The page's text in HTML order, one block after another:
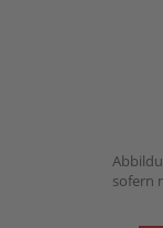
sofern